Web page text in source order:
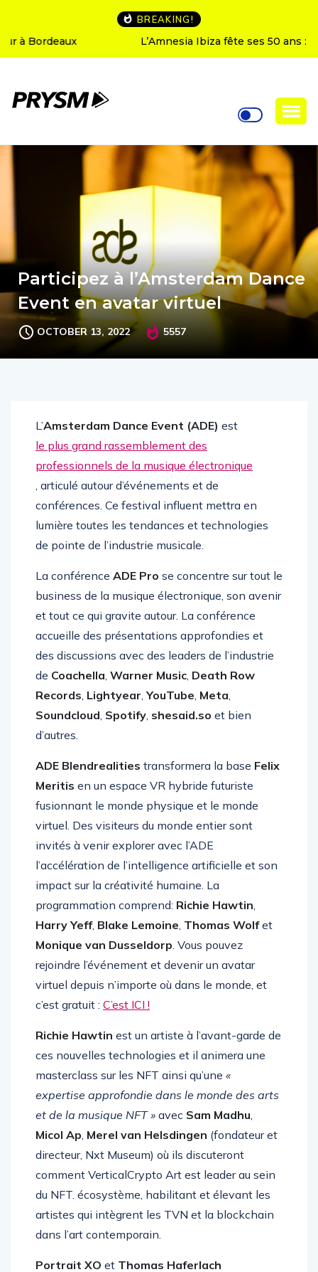
BREAKING!
L’Amnesia Ibiza fête ses 50 ans : le programme des
soirées d’ouverture
Participez à l’Amsterdam Dance
Event en avatar virtuel
OCTOBER 13, 2022
L’ Amsterdam Dance Event (ADE)
le plus grand rassemblement des
professionnels de la musique électronique
, articulé autour d’événements et de
conférences. Ce festival influent mettra en
lumière toutes les tendances et technologies
La conférence ADE Pro se concentre sur tout le
business de la musique électronique, son avenir
et tout ce qui gravite autour. La conférence
accueille des présentations approfondies et
des discussions avec des leaders de l’industrie
de Coachella,Warner Music ,Death Row
Records,Lightyear, YouTube Meta ,
Soundcloud
ADE Blendrealitiestransformera la base
Meritisen un espace VR hybride futuriste
fusionnant le monde physique et le monde
virtuel. Des visiteurs du monde entier sont
invités à venir explorer avec l’ADE
l’accélération de l’intelligence artificielle et son
impact sur la créativité humaine. La
programmation comprend:Richie Hawtin,
Harry Yeff,Blake Lemoine,Thomas Wolf
Monique van Dusseldorp. Vous pouvez
rejoindre l’événement et devenir un avatar
virtuel depuis n’importe où dans le monde, et
Richie Hawtinest un artiste à l’avant-garde de
ces nouvelles technologies et il animera une
masterclass sur les NFT ainsi qu’une«
expertise approfondie dans le monde des arts
et de la musique NFT »avec Sam Madhu,
Micol Ap ,Merel van Helsdingen(fondateur et
directeur, Nxt Museum) où ils discuteront
comment VerticalCrypto Art est leader au sein
du NFT. écosystème, habilitant et élevant les
artistes qui intègrent les TVN et la blockchain